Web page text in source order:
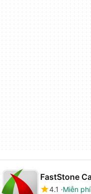
FastStone
4.1
Miễn phí